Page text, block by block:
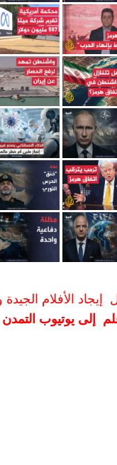
الأفلام الجيدة
إلى يوتيوب التمدن